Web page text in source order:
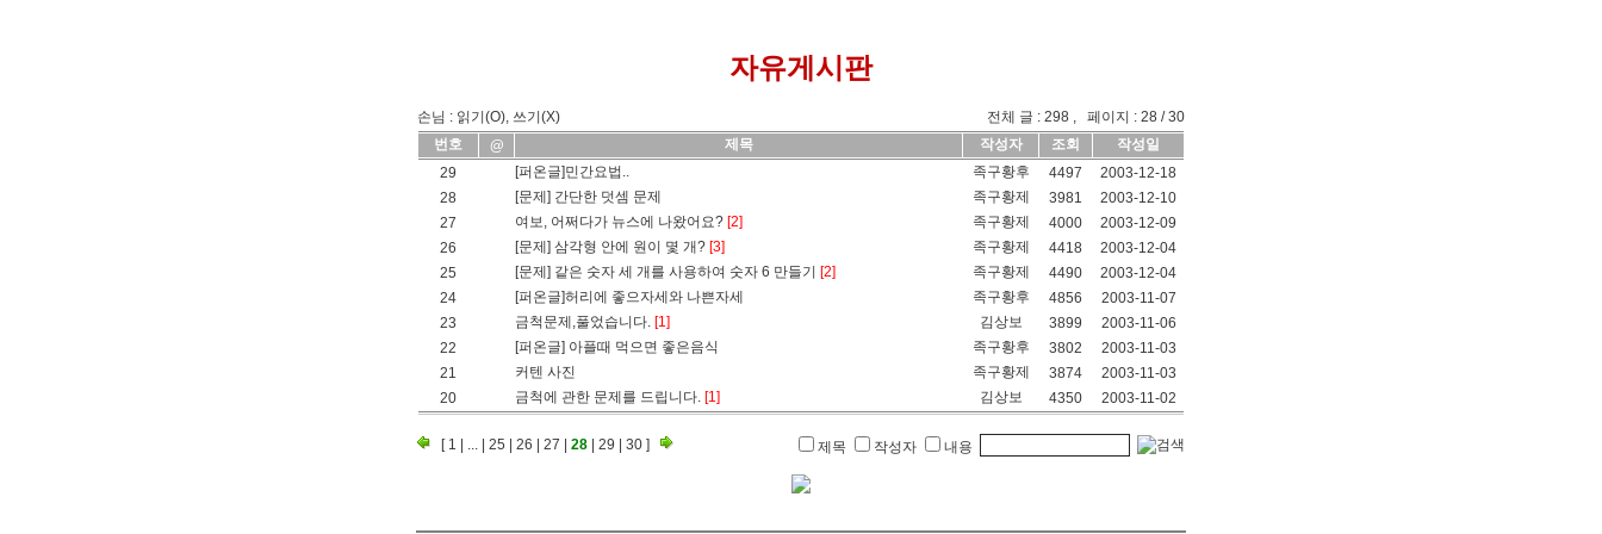
자유게시판
손님 : 읽기(O), 쓰기(X)
전체 글 : 298 , 페이지 : 28 / 30
번호
@ 제목 작성자 조회
작성일
29
[퍼온글]민간요법.. 족구황후 4497
2003-12-18
28
[문제] 간단한 덧셈 문제 족구황제 3981
2003-12-10
27
여보, 어쩌다가 뉴스에 나왔어요? [2] 족구황제 4000
2003-12-09
26
[문제] 삼각형 안에 원이 몇 개? [3] 족구황제 4418
2003-12-04
25
[문제] 같은 숫자 세 개를 사용하여 숫자 6 만들기 [2] 족구황제 4490
2003-12-04
24
[퍼온글]허리에 좋으자세와 나쁜자세 족구황후 4856
2003-11-07
23
금척문제,풀었습니다. [1] 김상보 3899
2003-11-06
22
[퍼온글] 아플때 먹으면 좋은음식 족구황후 3802
2003-11-03
21
커텐 사진 족구황제 3874
2003-11-03
20
금척에 관한 문제를 드립니다. [1] 김상보 4350 2003-11-02
[ 1 | ... | 25 26 27 28 29 30 ] 제목 작성자 내용